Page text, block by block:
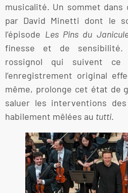
musicalité. Un sommet
par David Minetti dont le
l’épisode Les Pins du
finesse et de sensibilité.
rossignol qui suivent
l’enregistrement original
même, prolonge cet état de
saluer les interventions
habilement mêlées au tutti.